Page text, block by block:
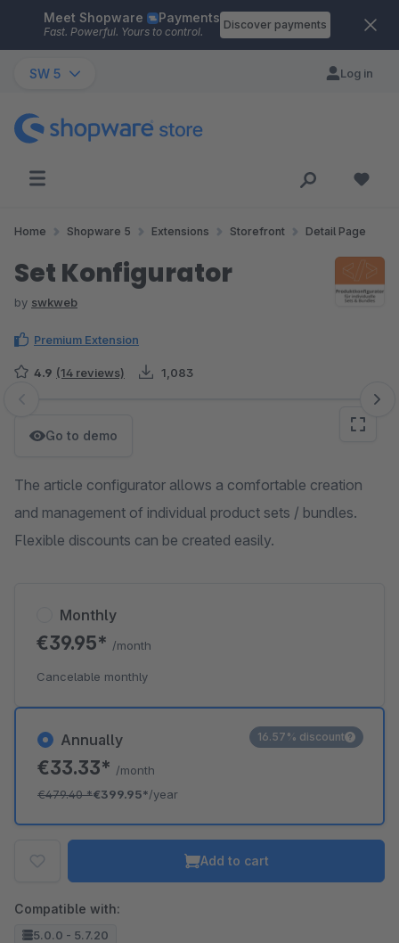
Skip to main content
Meet Shopware Payments
Fast. Powerful. Yours to control.
Discover payments
SW 5 Log in
Home Shopware 5 Extensions Storefront Detail Page
Set Konfigurator
by swkweb
Premium Extension
4.9 (14 reviews) 1,083
Skip image gallery
Go to demo
The article configurator allows a comfortable creation
and management of individual product sets / bundles.
Flexible discounts can be created easily.
Annually
€33.33* /month
€479.40*€399.95*/year
16.57% discount
Monthly
€39.95* /month
Cancelable monthly
Add to cart
Compatible with:
5.0.0 - 5.7.20